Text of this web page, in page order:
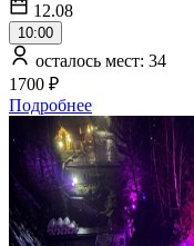
12.08
10:00
осталось мест: 34
1700 ₽
Подробнее